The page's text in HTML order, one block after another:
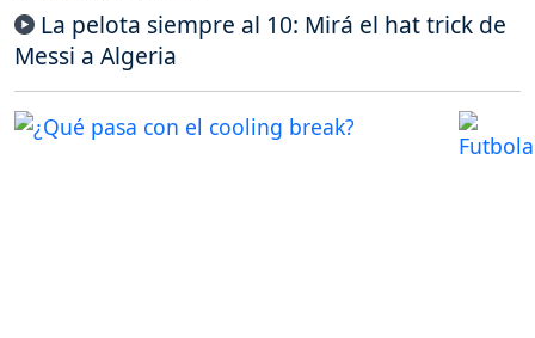
La pelota siempre al 10: Mirá el hat trick de
Messi a Algeria